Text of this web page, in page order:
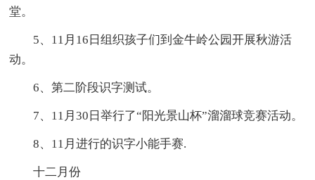
堂。
5、11月16日组织孩子们到金牛岭公园开展秋游活
动。
6、第二阶段识字测试。
7、11月30日举行了“阳光景山杯”溜溜球竞赛活动。
8、11月进行的识字小能手赛.
十二月份